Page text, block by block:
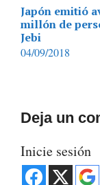
Japón emitió
millón de
Jebi
04/09/2018
Deja un
Inicie sesión